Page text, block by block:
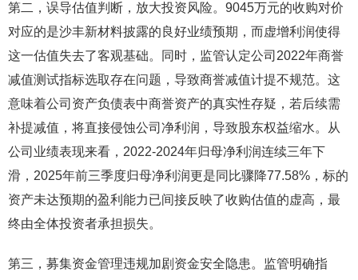
第二，误导估值判断，放大投资风险。9045万元的收购对价
对应的是沙丰新材料披露的良好业绩预期，而虚增利润使得
这一估值失去了客观基础。同时，监管认定公司2022年商誉
减值测试指标选取存在问题，导致商誉减值计提不规范。这
意味着公司资产负债表中商誉资产的真实性存疑，若后续需
补提减值，将直接侵蚀公司净利润，导致股东权益缩水。从
公司业绩表现来看，2022-2024年归母净利润连续三年下
滑，2025年前三季度归母净利润更是同比骤降77.58%，标的
资产未达预期的盈利能力已间接反映了收购估值的虚高，最
终由全体投资者承担损失。
第三，募集资金管理违规加剧资金安全隐患。监管明确指